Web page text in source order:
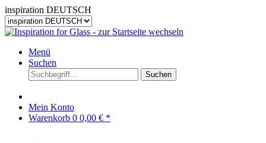
inspiration DEUTSCH
Menü
Suchen
Suchen
Mein Konto
Warenkorb 0 0,00 € *